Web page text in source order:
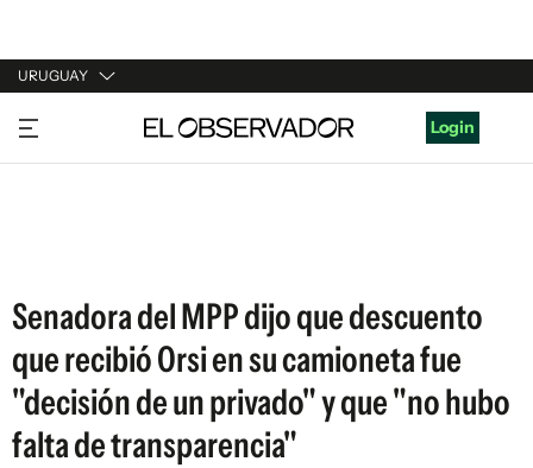
URUGUAY
URUGUAY
ARGENTINA
Login
Senadora del MPP dijo que descuento
que recibió Orsi en su camioneta fue
"decisión de un privado" y que "no hubo
falta de transparencia"